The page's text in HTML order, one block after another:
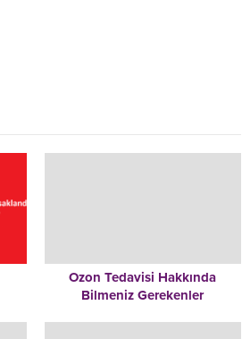
Ozon Tedavisi Hakkında
Bilmeniz Gerekenler